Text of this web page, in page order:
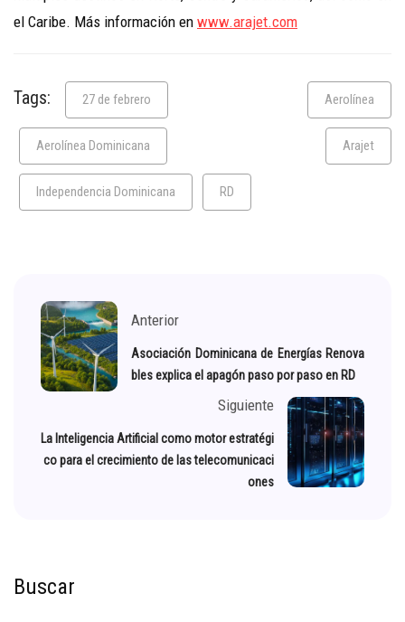
el Caribe. Más información en www.arajet.com
Tags: 27 de febrero Aerolínea
Aerolínea Dominicana Arajet
Independencia Dominicana RD
Anterior
Asociación Dominicana de Energías Renova
bles explica el apagón paso por paso en RD
Siguiente
La Inteligencia Artificial como motor estratégi
co para el crecimiento de las telecomunicaci
ones
Buscar